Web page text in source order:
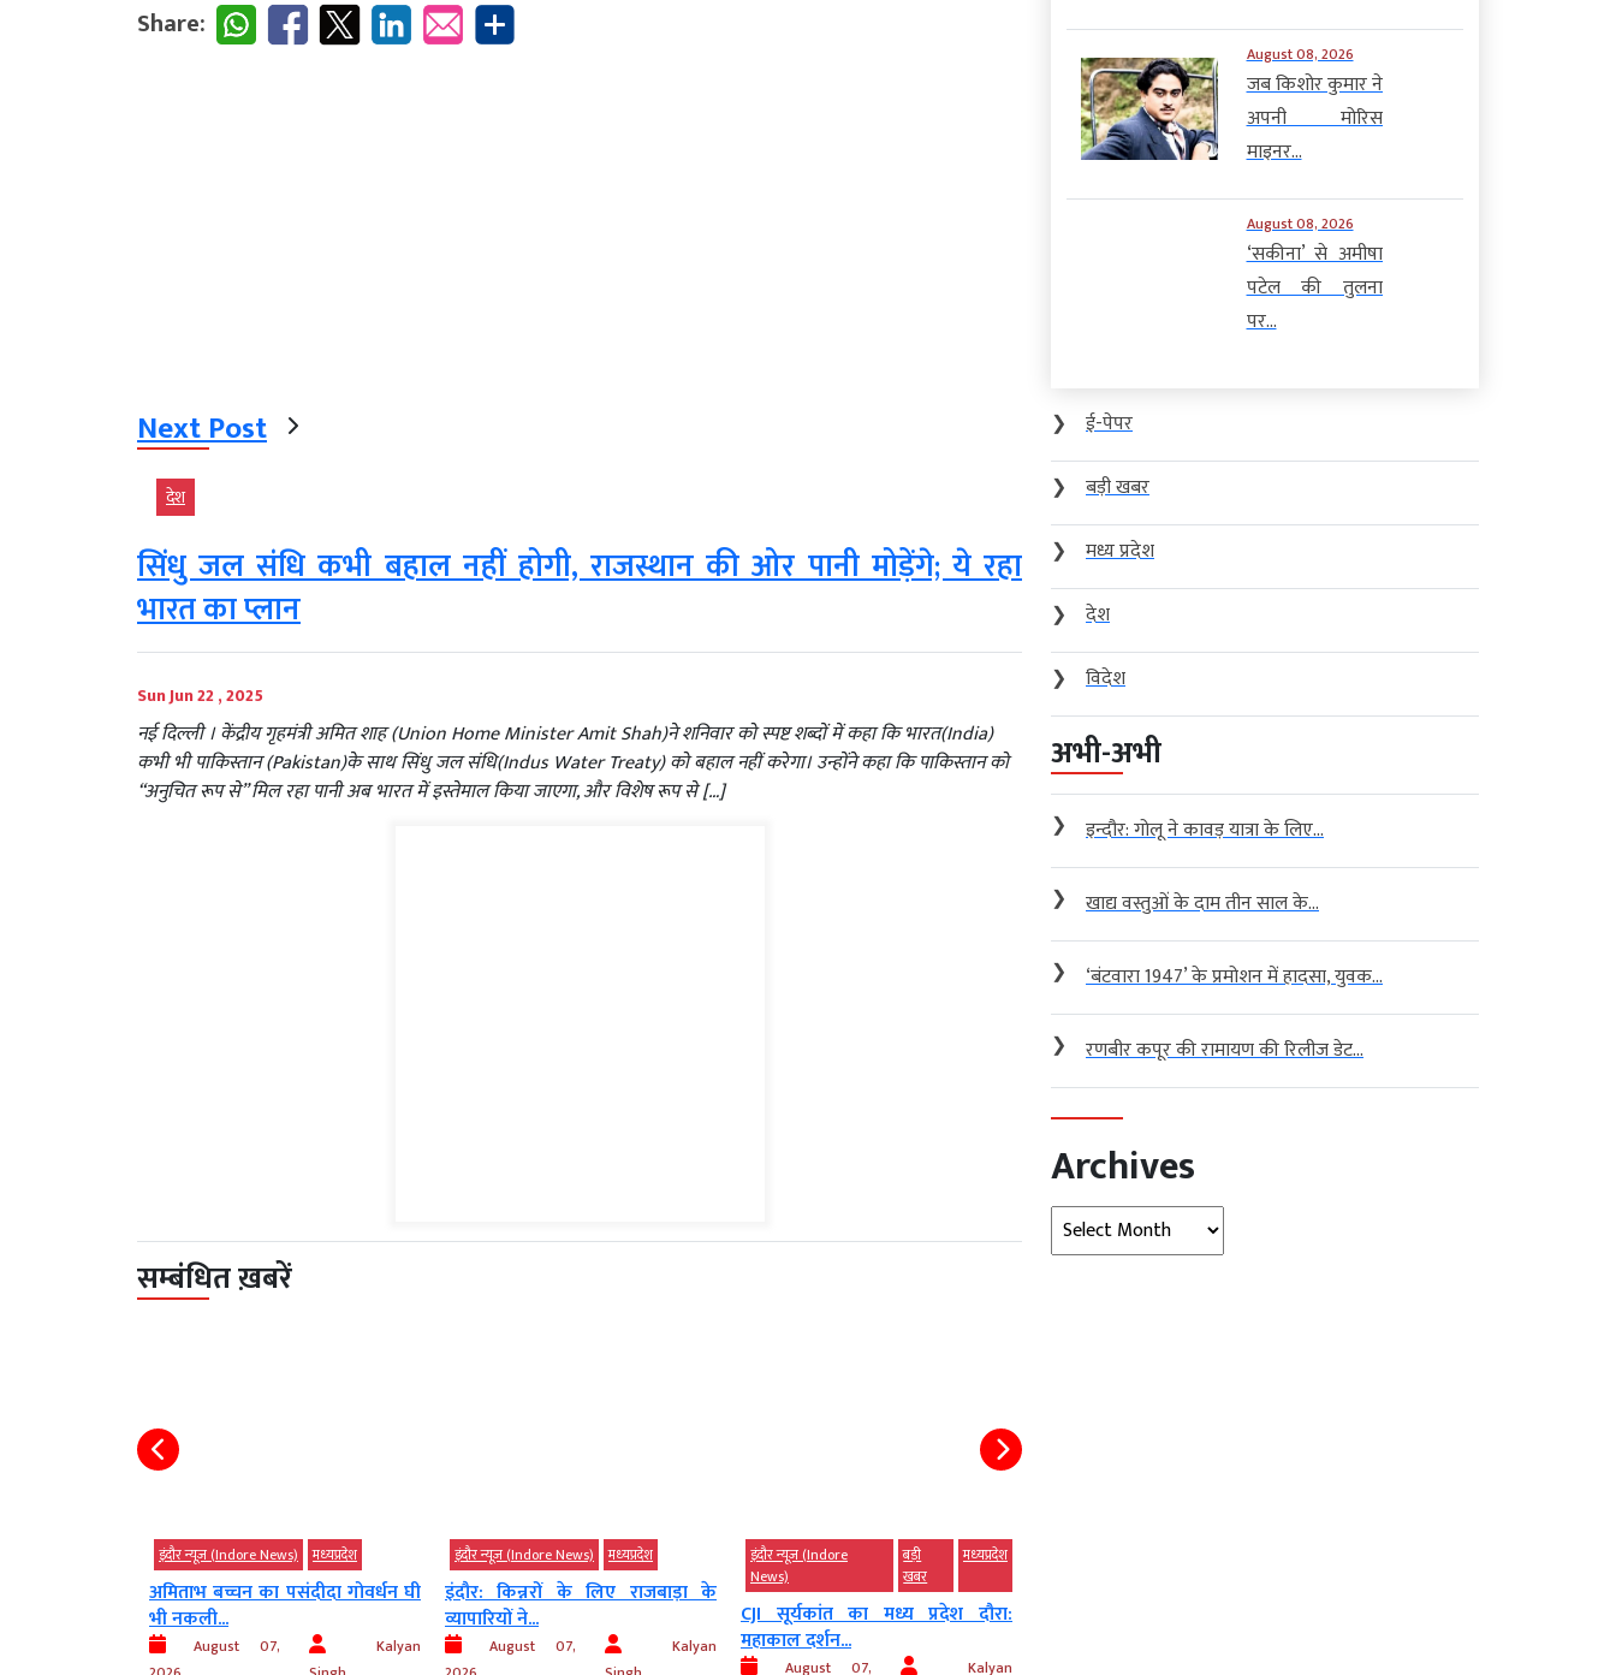
Share:
Next Post
देश
सिंधु जल संधि कभी बहाल नहीं होगी, राजस्थान की ओर पानी मोड़ेंगे; ये रहा
भारत का प्लान
Sun Jun 22 , 2025
नई दिल्ली । केंद्रीय गृहमंत्री अमित शाह (Union Home Minister Amit Shah)ने शनिवार को स्पष्ट शब्दों में कहा कि भारत(India)
कभी भी पाकिस्तान (Pakistan)के साथ सिंधु जल संधि(Indus Water Treaty) को बहाल नहीं करेगा। उन्होंने कहा कि पाकिस्तान को
“अनुचित रूप से” मिल रहा पानी अब भारत में इस्तेमाल किया जाएगा, और विशेष रूप से […]
सम्बंधित ख़बरें
इंदौर न्यूज़ (Indore News) मध्‍यप्रदेश
अमिताभ बच्चन का पसंदीदा गोवर्धन घी
भी नकली...
August 07,
Kalyan
इंदौर न्यूज़ (Indore News) मध्‍यप्रदेश
इंदौर: किन्नरों के लिए राजबाड़ा के
व्यापारियों ने...
August 07,
Kalyan
इंदौर न्यूज़ (Indore
News)
बड़ी
खबर
मध्‍यप्रदेश
CJI सूर्यकांत का मध्य प्रदेश दौरा:
महाकाल दर्शन...
August 07, Kalyan
August 08, 2026
जब किशोर कुमार ने
अपनी मोरिस
माइनर...
August 08, 2026
‘सकीना’ से अमीषा
पटेल की तुलना
पर...
❯
ई-पेपर
❯
बड़ी खबर
❯
मध्य प्रदेश
❯
देश
❯
विदेश
अभी-अभी
❯ इन्दौर: गोलू ने कावड़ यात्रा के लिए...
❯ खाद्य वस्तुओं के दाम तीन साल के...
❯ ‘बंटवारा 1947’ के प्रमोशन में हादसा, युवक...
❯ रणबीर कपूर की रामायण की रिलीज डेट...
Archives
Archives